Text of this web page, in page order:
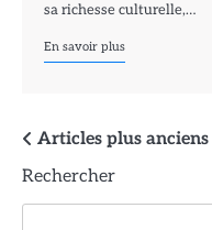
sa richesse culturelle,…
En savoir plus
Navigation
des
Articles plus anciens
Rechercher